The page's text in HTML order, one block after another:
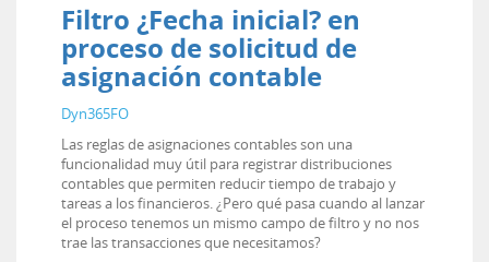
Filtro ¿Fecha inicial? en
proceso de solicitud de
asignación contable
Dyn365FO
Las reglas de asignaciones contables son una
funcionalidad muy útil para registrar distribuciones
contables que permiten reducir tiempo de trabajo y
tareas a los financieros. ¿Pero qué pasa cuando al lanzar
el proceso tenemos un mismo campo de filtro y no nos
trae las transacciones que necesitamos?